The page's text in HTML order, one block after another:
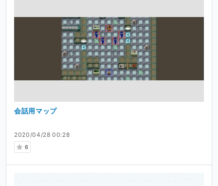
2020/04/28 00:28
6
会話用マップ